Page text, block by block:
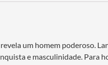
um homem poderoso.
e masculinidade. Para